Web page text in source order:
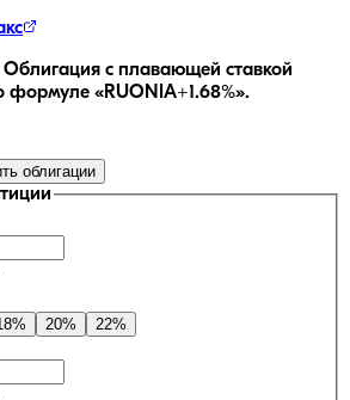
Облигация с плавающей ставкой
формуле «RUONIA+1.68%».
облигации
% 20% 22%